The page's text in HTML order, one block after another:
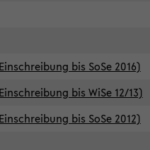
bis SoSe 2016)
bis WiSe 12/13)
bis SoSe 2012)